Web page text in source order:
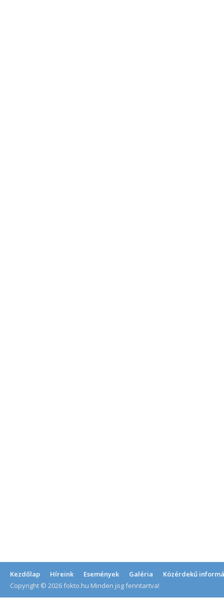
Kezdőlap Híreink Események Galéria
Közérdekű
Copyright © 2026 fokto.hu Minden jog fenntartva!